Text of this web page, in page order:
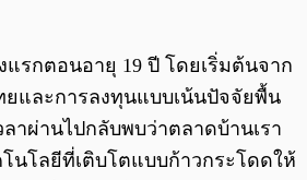
แรกตอนอายุ 19 ปี โดยเริ่มต้นจาก
และการลงทุนแบบเน้นปัจจัยพื้น
าผ่านไปกลับพบว่าตลาดบ้านเรา
นโลยีที่เติบโตแบบก้าวกระโดดให้